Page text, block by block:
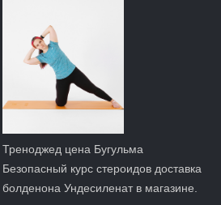
Треноджед цена Бугульма
Безопасный курс стероидов доставка
болденона Ундесиленат в магазине.